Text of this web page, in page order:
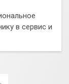
в сервис и